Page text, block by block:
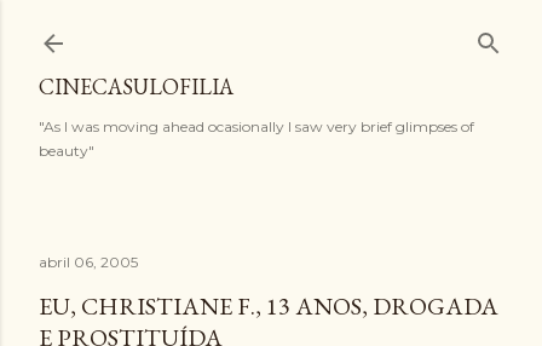
CINECASULOFILIA
"As I was moving ahead ocasionally I saw very brief glimpses of
beauty"
abril 06, 2005
EU, CHRISTIANE F., 13 ANOS, DROGADA
E PROSTITUÍDA